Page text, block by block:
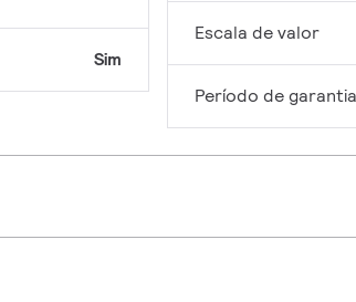
Sim
Escala de valor
Período de garantia